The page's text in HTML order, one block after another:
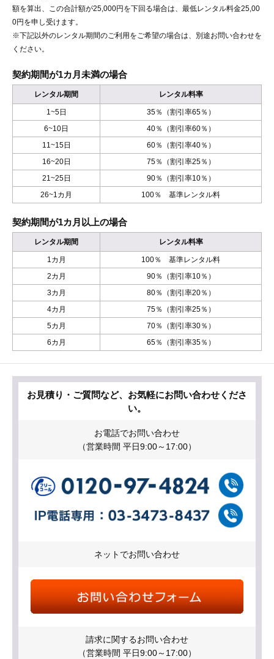
額を算出、この合計額が25,000円を下回る場合は、最低レンタル料金25,00
0円を申し受けます。
※下記以外のレンタル期間のご利用をご希望の場合は、別途お問い合わせを
ください。
契約期間が1カ月未満の場合
レンタル期間 レンタル料率
1~5日
35％（割引率65％）
6~10日
40％（割引率60％）
11~15日
60％（割引率40％）
16~20日
75％（割引率25％）
21~25日
90％（割引率10％）
26~1カ月
100％ 基準レンタル料
契約期間が1カ月以上の場合
レンタル期間 レンタル料率
1カ月
100％ 基準レンタル料
2カ月
90％（割引率10％）
3カ月
80％（割引率20％）
4カ月
75％（割引率25％）
5カ月
70％（割引率30％）
6カ月
65％（割引率35％）
お見積り・ご質問など、お気軽にお問い合わせくださ
い。
お電話でお問い合わせ
（営業時間 平日9:00～17:00）
ネットでお問い合わせ
請求に関するお問い合わせ
（営業時間 平日9:00～17:00）